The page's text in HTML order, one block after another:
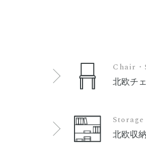
Chair
北欧チ
Storage
北欧収